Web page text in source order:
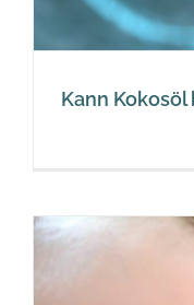
Kann Kokosöl